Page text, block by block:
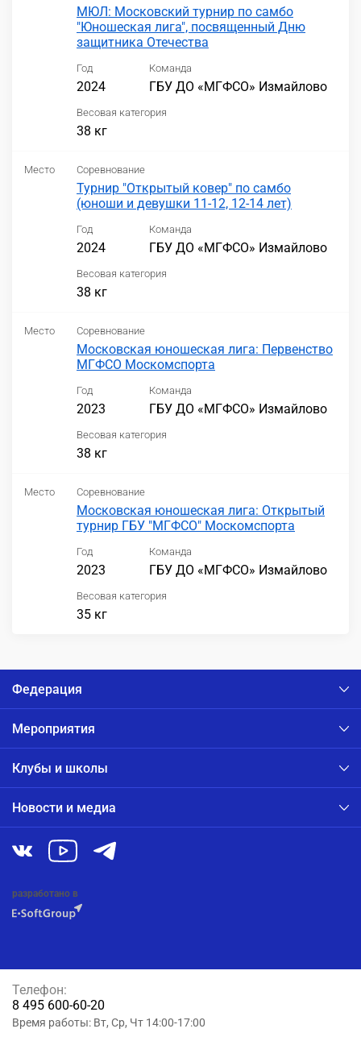
МЮЛ: Московский турнир по самбо
"Юношеская лига", посвященный Дню
защитника Отечества
Год
2024
Команда
ГБУ ДО «МГФСО» Измайлово
Весовая категория
38 кг
Место Соревнование
Турнир "Открытый ковер" по самбо
(юноши и девушки 11-12, 12-14 лет)
Год
2024
Команда
ГБУ ДО «МГФСО» Измайлово
Весовая категория
38 кг
Место Соревнование
Московская юношеская лига: Первенство
МГФСО Москомспорта
Год
2023
Команда
ГБУ ДО «МГФСО» Измайлово
Весовая категория
38 кг
Место Соревнование
Московская юношеская лига: Открытый
турнир ГБУ "МГФСО" Москомспорта
Год
2023
Команда
ГБУ ДО «МГФСО» Измайлово
Весовая категория
35 кг
Федерация
Мероприятия
Клубы и школы
Новости и медиа
разработано в
Телефон:
8 495 600-60-20
Время работы: Вт, Ср, Чт 14:00-17:00